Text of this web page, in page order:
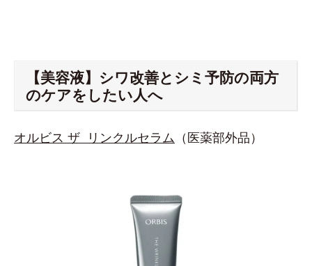
【美容液】シワ改善とシミ予防の両方
のケアをしたい人へ
オルビス ザ リンクルセラム （医薬部外品）